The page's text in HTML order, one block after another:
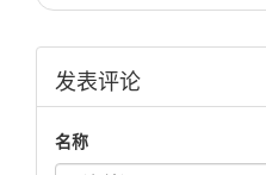
发表评论
名称